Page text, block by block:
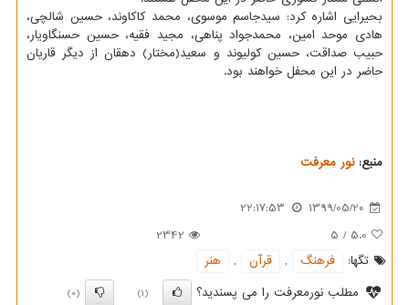
بحیرایی اشاره کرد: سیدجاسم موسوی، محمد کاکاوند، حسین شالچی،
هادی موحد امین، محمدجواد پناهی، مجید فقیه، حسین حسنگاویار،
حبیب صداقت، حسین کولیوند و سعید(مختار) دهقان از دیگر قاریان
حاضر در این محفل خواهند بود.
منبع:نور معرفت
1399/05/20
22:17:53
5.0
/
5
2342
تگها:
فرهنگ , قرآن ,
هنر
مطلب نورمعرفت را می پسندید؟
(1)
(0)